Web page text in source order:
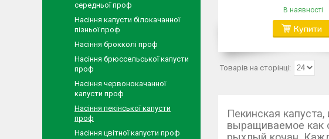
В наявності
Купити
Пекинская
выращиваемое как
середньої проф
Насіння капусти білокачанної
пізньої проф
Насіння брокколі проф
Насіння брюссельської капусти
проф
Насіння червонокачанної
капусти проф
Насіння пекінської капусти
проф
Насіння цвітної капусти проф